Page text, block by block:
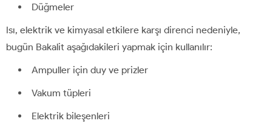
Düğmeler
Isı, elektrik ve kimyasal etkilere karşı direnci nedeniyle,
bugün Bakalit aşağıdakileri yapmak için kullanılır:
Ampuller için duy ve prizler
Vakum tüpleri
Elektrik bileşenleri